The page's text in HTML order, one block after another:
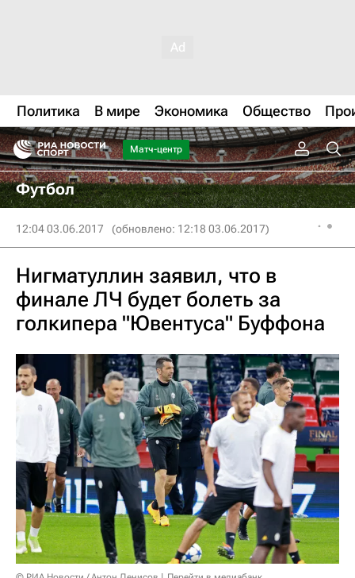
Политика В мире Экономика Общество
Матч-центр
Футбол
12:04 03.06.2017 (обновлено: 12:18 03.06.2017)
Нигматуллин заявил, что в
финале ЛЧ будет болеть за
голкипера "Ювентуса" Буффона